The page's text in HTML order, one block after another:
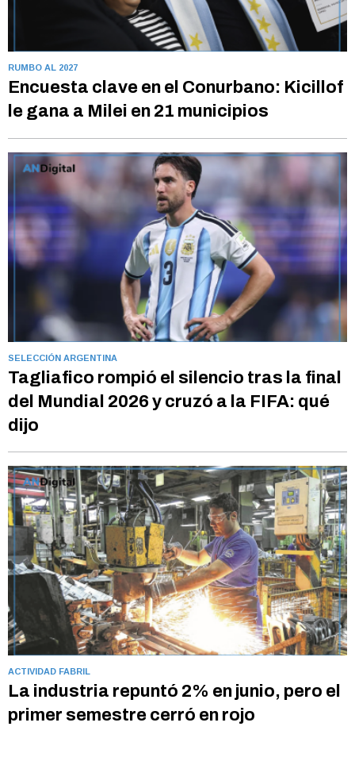
RUMBO AL 2027
Encuesta clave en el Conurbano: Kicillof
le gana a Milei en 21 municipios
SELECCIÓN ARGENTINA
Tagliafico rompió el silencio tras la final
del Mundial 2026 y cruzó a la FIFA: qué
dijo
ACTIVIDAD FABRIL
La industria repuntó 2% en junio, pero el
primer semestre cerró en rojo